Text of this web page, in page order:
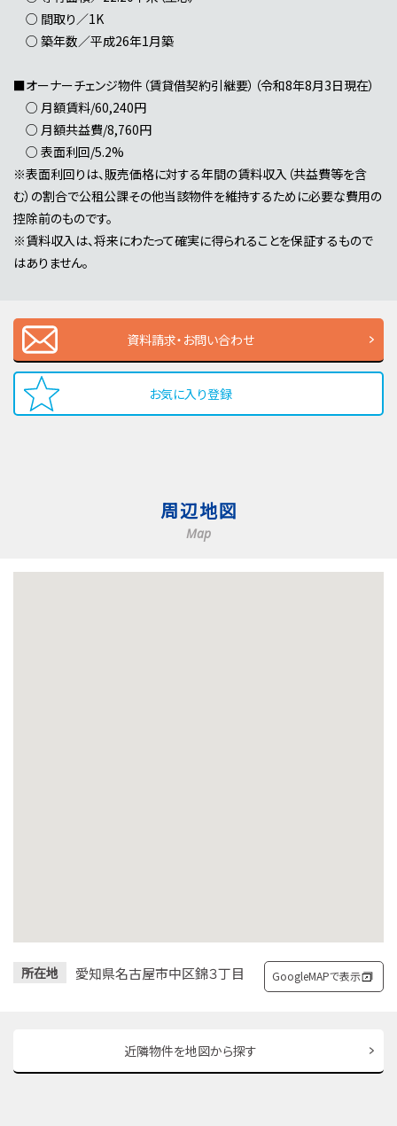
○ 間取り／1K
○ 築年数／平成26年1月築
■オーナーチェンジ物件（賃貸借契約引継要）（令和8年8月3日現在）
○ 月額賃料/60,240円
○ 月額共益費/8,760円
○ 表面利回/5.2%
※表面利回りは、販売価格に対する年間の賃料収入（共益費等を含
む）の割合で公租公課その他当該物件を維持するために必要な費用の
控除前のものです。
※賃料収入は、将来にわたって確実に得られることを保証するもので
はありません。
資料請求・お問い合わせ
お気に入り登録
周辺地図
Map
所在地 愛知県名古屋市中区錦３丁目 GoogleMAPで表示
近隣物件を地図から探す